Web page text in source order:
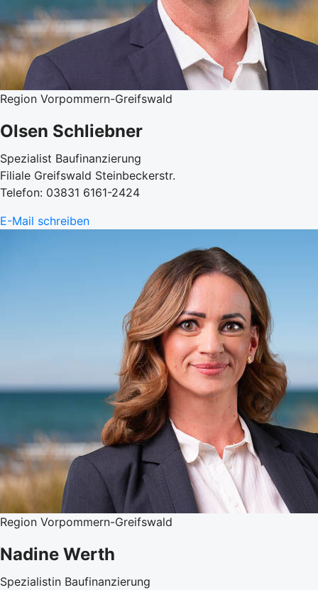
Region Vorpommern-Greifswald
Olsen Schliebner
Spezialist Baufinanzierung
Filiale Greifswald Steinbeckerstr.
Telefon: 03831 6161-2424
E-Mail schreiben
Region Vorpommern-Greifswald
Nadine Werth
Spezialistin Baufinanzierung